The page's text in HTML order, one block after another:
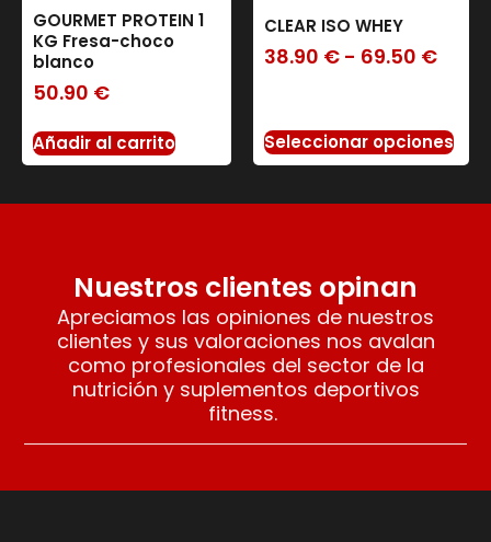
GOURMET PROTEIN 1
KG Fresa-choco
blanco
50.90 €
Añadir al carrito
CLEAR ISO WHEY
38.90 € - 69.50 €
Seleccionar opciones
Nuestros clientes opinan
Apreciamos las opiniones de nuestros
clientes y sus valoraciones nos avalan
como profesionales del sector de la
nutrición y suplementos deportivos
fitness.